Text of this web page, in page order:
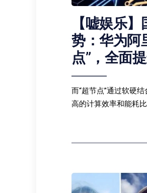
【嘘娱乐
势：华为阿
点”，全面
而“超节点”通过软硬
高的计算效率和能耗比